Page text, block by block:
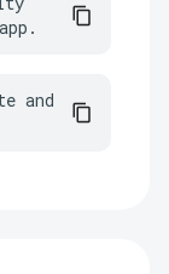
and